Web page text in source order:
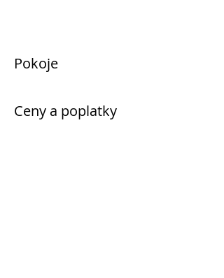
Pokoje
Ceny a poplatky